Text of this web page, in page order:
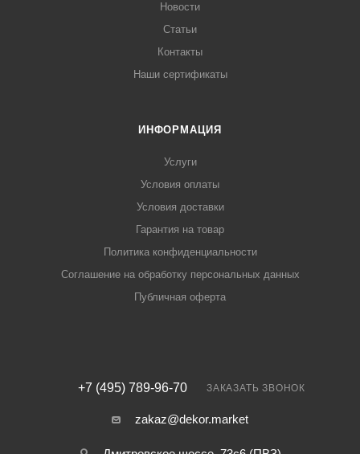
Новости
Статьи
Контакты
Наши сертификаты
ИНФОРМАЦИЯ
Услуги
Условия оплаты
Условия доставки
Гарантия на товар
Политика конфиденциальности
Соглашение на обработку персональных данных
Публичная оферта
+7 (495) 789-96-70 ЗАКАЗАТЬ ЗВОНОК
zakaz@dekor.market